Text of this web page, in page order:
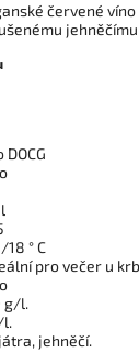
červené
° C
pro večer u
g/l.
l.
jehněčí.